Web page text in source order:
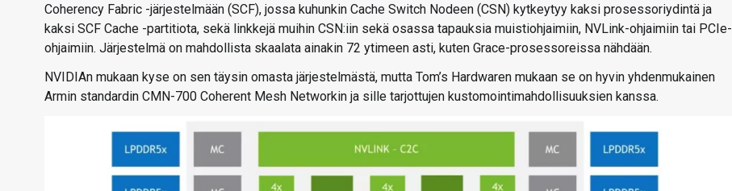
Coherency Fabric -järjestelmään (SCF), jossa kuhunkin Cache Switch Nodeen (CSN) kytkeytyy kaksi prosessoriydintä ja
kaksi SCF Cache -partitiota, sekä linkkejä muihin CSN:iin sekä osassa tapauksia muistiohjaimiin, NVLink-ohjaimiin tai PCIe-
ohjaimiin. Järjestelmä on mahdollista skaalata ainakin 72 ytimeen asti, kuten Grace-prosessoreissa nähdään.
NVIDIAn mukaan kyse on sen täysin omasta järjestelmästä, mutta Tom’s Hardwaren mukaan se on hyvin yhdenmukainen
Armin standardin CMN-700 Coherent Mesh Networkin ja sille tarjottujen kustomointimahdollisuuksien kanssa.